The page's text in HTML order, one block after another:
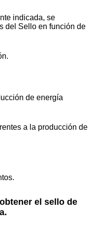
indicada, se
del Sello en función de
de energía
a la producción de
el sello de